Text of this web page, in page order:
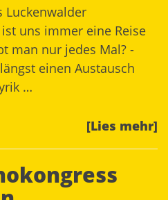
Luckenwalder
ist uns immer eine Reise
man nur jedes Mal? -
einen Austausch
…
[Lies mehr]